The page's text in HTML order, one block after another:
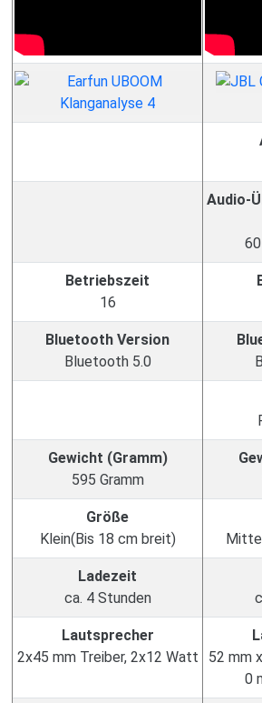
Audio-
Betriebszeit
16
Bluetooth Version
Bluetooth 5.0
Gewicht (Gramm)
595 Gramm
Größe
Klein(Bis 18 cm breit)
Ladezeit
ca. 4 Stunden
Lautsprecher
2x45 mm Treiber, 2x12 Watt
52 mm
0